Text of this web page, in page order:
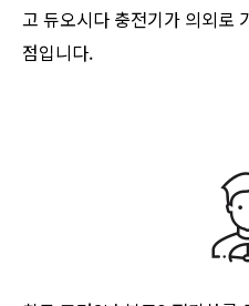
고 듀오시다 충전기가 의외로
점입니다.